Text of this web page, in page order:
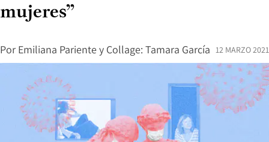
mujeres”
Por Emiliana Parientey Collage: Tamara García 12 MARZO 2021